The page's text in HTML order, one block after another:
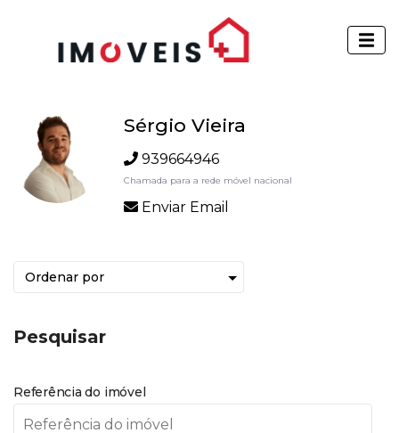
Sérgio Vieira
939664946
Chamada para a rede móvel nacional
Enviar Email
Pesquisar
Referência do imóvel